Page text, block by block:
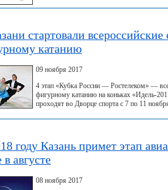
стартовали всероссийские
катанию
09 ноября 2017
4 этап «Кубка России — Ростелеком» —
фигурному катанию на коньках «Идель-
проходят во Дворце спорта с 7 по 11
году Казань примет этап
в августе
08 ноября 2017